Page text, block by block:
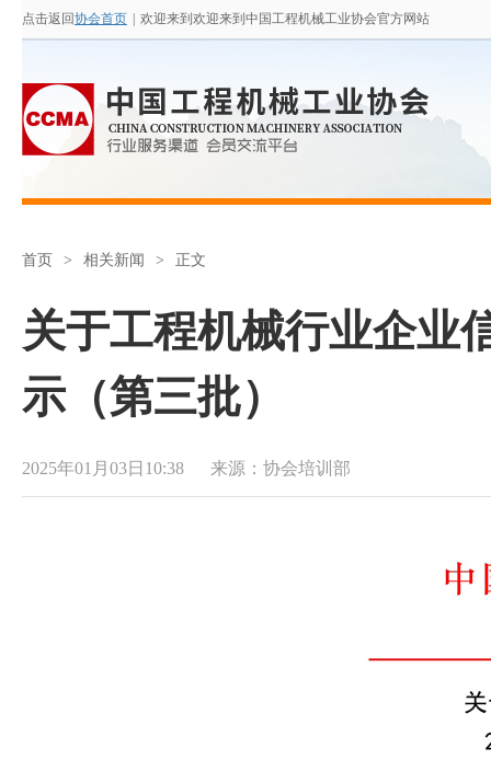
点击返回协会首页 欢迎来到欢迎来到中国工程机械工业协会官方网站
首页 > 相关新闻 > 正文
关于工程机械行业企业
示（第三批）
2025年01月03日10:38 来源： 协会培训部